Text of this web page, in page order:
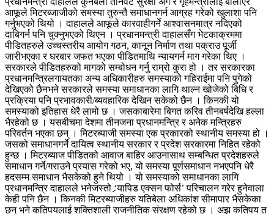
आफूले मिटरब्जाजीको समस्या तुरुन्तै समाधानगर्न आग्रह गरेको खुलाशा पनि
गर्नुभएको थियो । दाहालले आफूले कारवाहीगर्ने आश्वासनमात्र नदिएको
दाबिगर्न पनि चुक्नुभएको थिएन । प्रधानमन्त्री दाहालसँग भेटकाक्रममा
पीडितहरुले उच्चस्तरीय आयोग गठन, कानून निर्माण तथा पक्राउ पूर्जी
जारीभएका र घरबार जफत भएका पीडितमाथि न्यायगर्न माग गरेका थिए ।
सरकारले पीडितहरुको मागको सम्बोधन गर्नु राम्रो कुरा हो । तर सरकारका
प्रधानमन्त्रिलगायतका अन्य अधिकारीहरु समस्याको गहिराईमा पनि पुगेको
देखिएको छैनभने सरकारले समस्या समाधानका लागि थाल्न खोजेको बिधि र
प्रक्रिया पनि प्रभावकारी/ब्यवहारिक देखिन सकेको छैन । किनकी यो
समस्याको इतिहास धेरै लामो छ । जसकाबारेमा बिगत करिव तीनबर्षदेखि हल्ला
भैरहेको छ । यसबीचमा देशमा तीनजना प्रधानमन्त्रि र अनेक मन्त्रिहरु
परिवर्तन भएका छन् । मिटरब्याजी समस्या एक प्रकारको स्थानीय समस्या हो ।
जसको समाधानगर्ने दायित्व स्थानीय सरकार र प्रदेश सरकारमा निहित रहेको
हुन्छ । मिटरब्याज पीडितको आवाज बाहिर आउनासाथ सम्बन्धित प्रदेशहरुले
समाधान गर्ने/गराउने प्रयास गरेको भए, यो समस्या पूर्णसमाधान नभएपनि धेरै
हदसम्म समाधान भैसकेको हुने थियो । यो समस्याको समाधानका लागि
प्रधानमन्त्रि दाहालले भनेजस्तो ‘र्‍यापिड एक्सन फोर्स’ परिचालन गरेर हुनेवाला
केही पनि छैन । किनकी मिटरब्याजीहरु यतिबेला अधिकांश सीमापार भैसकेका
छन् भने कतिपयलाई शक्तिशाली राजनीतिक संरक्षण रहेको छ । अझ कतिपय त